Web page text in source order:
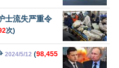
士流失严重令
次)
2024/5/12 (98,455